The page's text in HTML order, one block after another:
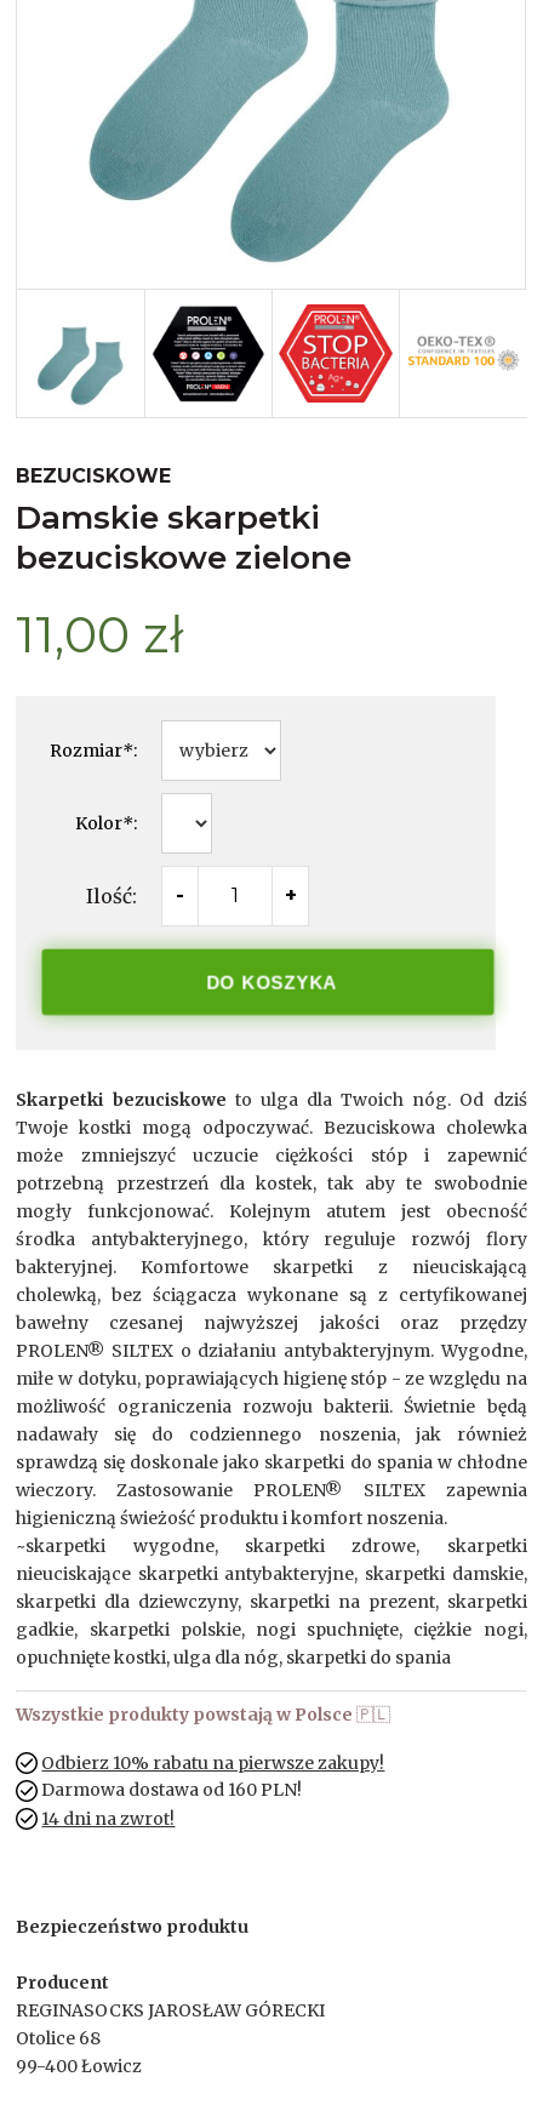
BEZUCISKOWE
damskie skarpetki
bezuciskowe zielone
11,00 zł
Rozmiar*:
Kolor*:
Ilość: - +
DO KOSZYKA
Skarpetki bezuciskowe to ulga dla Twoich nóg. Od dziś
Twoje kostki mogą odpoczywać. Bezuciskowa cholewka
może zmniejszyć uczucie ciężkości stóp i zapewnić
potrzebną przestrzeń dla kostek, tak aby te swobodnie
mogły funkcjonować. Kolejnym atutem jest obecność
środka antybakteryjnego, który reguluje rozwój flory
bakteryjnej. Komfortowe skarpetki z nieuciskającą
cholewką, bez ściągacza wykonane są z certyfikowanej
bawełny czesanej najwyższej jakości oraz przędzy
PROLEN® SILTEX o działaniu antybakteryjnym. Wygodne,
miłe w dotyku, poprawiających higienę stóp - ze względu na
możliwość ograniczenia rozwoju bakterii. Świetnie będą
nadawały się do codziennego noszenia, jak również
sprawdzą się doskonale jako skarpetki do spania w chłodne
wieczory. Zastosowanie PROLEN® SILTEX zapewnia
higieniczną świeżość produktu i komfort noszenia.
~skarpetki wygodne, skarpetki zdrowe, skarpetki
nieuciskające skarpetki antybakteryjne, skarpetki damskie,
skarpetki dla dziewczyny, skarpetki na prezent, skarpetki
gadkie, skarpetki polskie, nogi spuchnięte, ciężkie nogi,
opuchnięte kostki, ulga dla nóg, skarpetki do spania
Wszystkie produkty powstają w Polsce 🇵🇱
Odbierz 10% rabatu na pierwsze zakupy!
Darmowa dostawa od 160 PLN!
14 dni na zwrot!
Bezpieczeństwo produktu
Producent
REGINASOCKS JAROSŁAW GÓRECKI
Otolice 68
99-400 Łowicz
Merynos trekking
Merynos bezuciskowe
Kaszmir
Kaszmir stopki
Bawełna egipska maco
Bawełna merceryzowana